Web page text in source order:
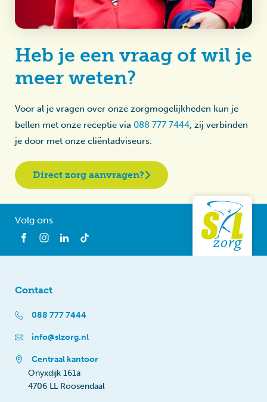
Heb je een vraag of wil je
meer weten?
Voor al je vragen over onze zorgmogelijkheden kun je
bellen met onze receptie via 088 777 7444, zij verbinden
je door met onze cliëntadviseurs.
Direct zorg aanvragen?
Volg ons
Contact
088 777 7444
info@slzorg.nl
Centraal kantoor
Onyxdijk 161a
4706 LL Roosendaal